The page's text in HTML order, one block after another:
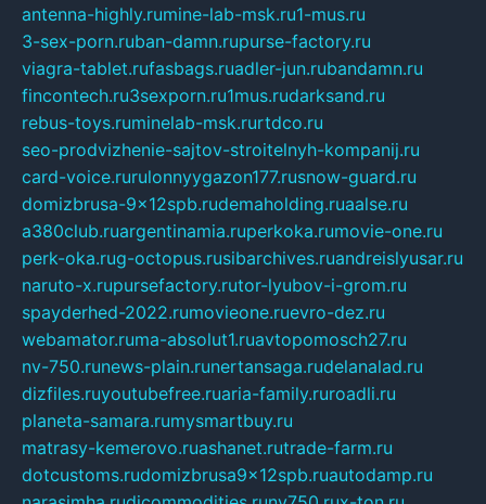
antenna-highly.rumine-lab-msk.ru1-mus.ru
3-sex-porn.ruban-damn.rupurse-factory.ru
viagra-tablet.rufasbags.ruadler-jun.rubandamn.ru
fincontech.ru3sexporn.ru1mus.rudarksand.ru
rebus-toys.ruminelab-msk.rurtdco.ru
seo-prodvizhenie-sajtov-stroitelnyh-kompanij.ru
card-voice.rurulonnyygazon177.rusnow-guard.ru
domizbrusa-9x12spb.rudemaholding.ruaalse.ru
a380club.ruargentinamia.ruperkoka.rumovie-one.ru
perk-oka.rug-octopus.rusibarchives.ruandreislyusar.ru
naruto-x.rupursefactory.rutor-lyubov-i-grom.ru
spayderhed-2022.rumovieone.ruevro-dez.ru
webamator.ruma-absolut1.ruavtopomosch27.ru
nv-750.runews-plain.runertansaga.rudelanalad.ru
dizfiles.ruyoutubefree.ruaria-family.ruroadli.ru
planeta-samara.rumysmartbuy.ru
matrasy-kemerovo.ruashanet.rutrade-farm.ru
dotcustoms.rudomizbrusa9x12spb.ruautodamp.ru